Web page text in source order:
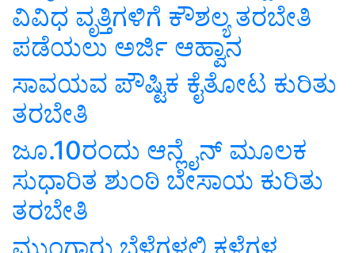
ವಿವಿಧ ವೃತ್ತಿಗಳಿಗೆ ಕೌಶಲ್ಯ ತರಬೇತಿ
ಪಡೆಯಲು ಅರ್ಜಿ ಆಹ್ವಾನ
ಸಾವಯವ ಪೌಷ್ಟಿಕ ಕೈತೋಟ ಕುರಿತು
ತರಬೇತಿ
ಜೂ.10ರಂದು ಆನ್ಲೈನ್ ಮೂಲಕ
ಸುಧಾರಿತ ಶುಂಠಿ ಬೇಸಾಯ ಕುರಿತು
ತರಬೇತಿ
ಮುಂಗಾರು ಬೆಳೆಗಳಲ್ಲಿ ಕಳೆಗಳ